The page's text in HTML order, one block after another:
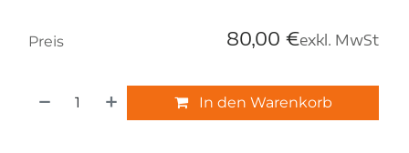
In den Warenkorb
Preis 80,00 €exkl. MwSt